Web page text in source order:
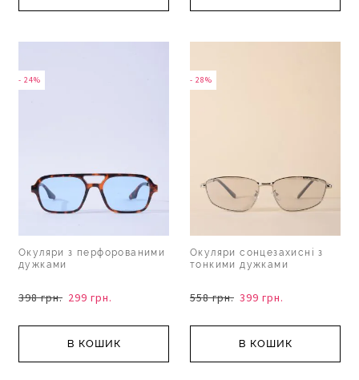
- 24%
Окуляри з перфорованими
дужками
398 грн. 299 грн.
В КОШИК
- 28%
Окуляри сонцезахисні з
тонкими дужками
558 грн. 399 грн.
В КОШИК